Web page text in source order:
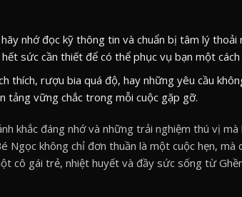
nhớ đọc kỹ thông tin và chuẩn bị tâm lý thoải
sức cần thiết để có thể phục vụ bạn một
thích, rượu bia quá độ, hay những yêu cầu
tảng vững chắc trong mỗi cuộc gặp gỡ.
khắc đáng nhớ và những trải nghiệm thú vị
Ngọc không chỉ đơn thuần là một cuộc hẹn, mà
cô gái trẻ, nhiệt huyết và đầy sức sống từ